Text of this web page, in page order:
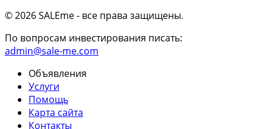
© 2026 SALEme - все права защищены.
По вопросам инвестирования писать:
admin@sale-me.com
Объявления
Услуги
Помощь
Карта сайта
Контакты